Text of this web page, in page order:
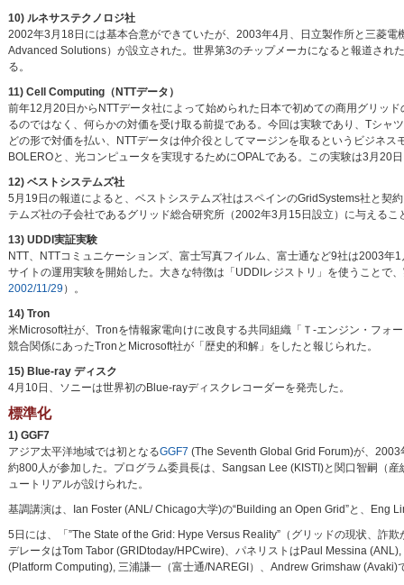
10) ルネサステクノロジ社
2002年3月18日には基本合意ができていたが、2003年4月、日立製作所と三菱
Advanced Solutions）が設立された。世界第3のチップメーカになると報道さ
る。
11) Cell Computing（NTTデータ）
前年12月20日からNTTデータ社によって始められた日本で初めての商用グリッ
るのではなく、何らかの対価を受け取る前提である。今回は実験であり、Tシ
どの形で対価を払い、NTTデータは仲介役としてマージンを取るというビジネ
BOLEROと、光コンピュータを実現するためにOPALである。この実験は3月20
12) ベストシステムズ社
5月19日の報道によると、ベストシステムズ社はスペインのGridSystems社と契
テムズ社の子会社であるグリッド総合研究所（2002年3月15日設立）に与える
13) UDDI実証実験
NTT、NTTコミュニケーションズ、富士写真フイルム、富士通など9社は2003
サイトの運用実験を開始した。大きな特徴は「UDDIレジストリ」を使うことで
2002/11/29 ）。
14) Tron
米Microsoft社が、Tronを情報家電向けに改良する共同組織「Ｔ-エンジン・フ
競合関係にあったTronとMicrosoft社が「歴史的和解」をしたと報じられた。
15) Blue-ray ディスク
4月10日、ソニーは世界初のBlue-rayディスクレコーダーを発売した。
標準化
1) GGF7
アジア太平洋地域では初となるGGF7 (The Seventh Global Grid Forum)が、
約800人が参加した。プログラム委員長は、Sangsan Lee (KISTI)と関口智嗣（
ュートリアルが設けられた。
基調講演は、Ian Foster (ANL/ Chicago大学)の“Building an Open Grid”と、Eng
5日には、「”The State of the Grid: Hype Versus Reality”（グリッドの現状、詐
デレータはTom Tabor (GRIDtoday/HPCwire)、パネリストはPaul Messina
(Platform Computing), 三浦謙一（富士通/NAREGI）、Andrew Grimshaw (Avaki)